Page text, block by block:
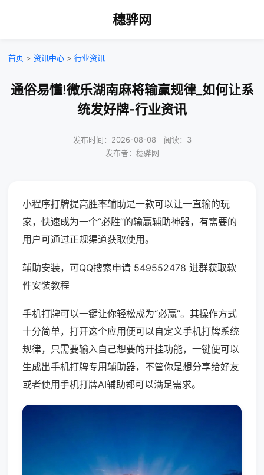
穗骅网
首页 > 资讯中心 > 行业资讯
通俗易懂!微乐湖南麻将输赢规律_如何让系
统发好牌-行业资讯
发布时间：2026-08-08｜阅读：3
发布者：穗骅网
小程序打牌提高胜率辅助是一款可以让一直输的玩
家，快速成为一个“必胜”的输赢辅助神器，有需要的
用户可通过正规渠道获取使用。
辅助安装，可QQ搜索申请 549552478 进群获取软
件安装教程
手机打牌可以一键让你轻松成为“必赢”。其操作方式
十分简单，打开这个应用便可以自定义手机打牌系统
规律，只需要输入自己想要的开挂功能，一键便可以
生成出手机打牌专用辅助器，不管你是想分享给好友
或者使用手机打牌AI辅助都可以满足需求。